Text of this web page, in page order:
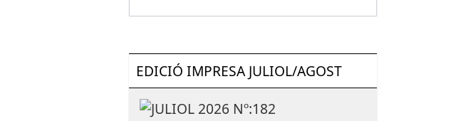
EDICIÓ IMPRESA JULIOL/AGOST